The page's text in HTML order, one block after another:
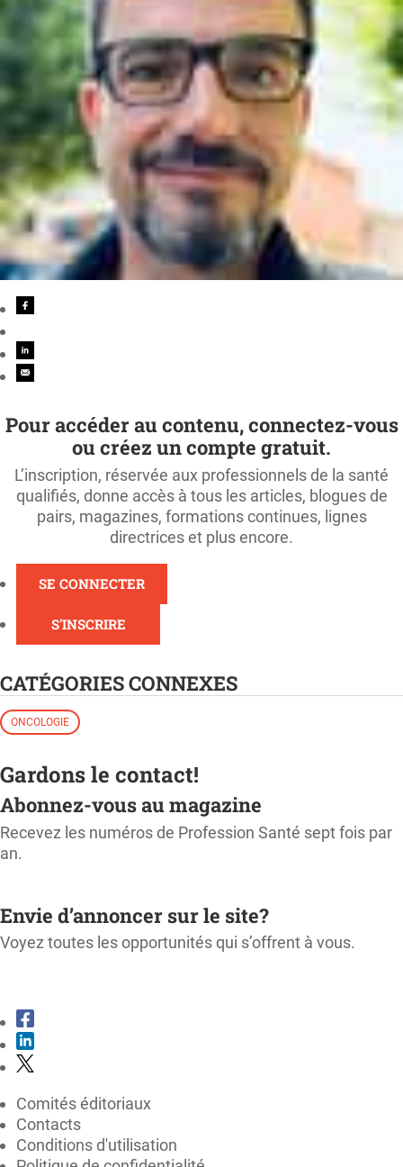
Pour accéder au contenu, connectez-vous
ou créez un compte gratuit.
L’inscription, réservée aux professionnels de la santé
qualifiés, donne accès à tous les articles, blogues de
pairs, magazines, formations continues, lignes
directrices et plus encore.
SE CONNECTER
S'INSCRIRE
CATÉGORIES CONNEXES
ONCOLOGIE
Gardons le contact!
Abonnez-vous au magazine
Recevez les numéros de Profession Santé sept fois par
an.
Envie d’annoncer sur le site?
Voyez toutes les opportunités qui s’offrent à vous.
Comités éditoriaux
Contacts
Conditions d'utilisation